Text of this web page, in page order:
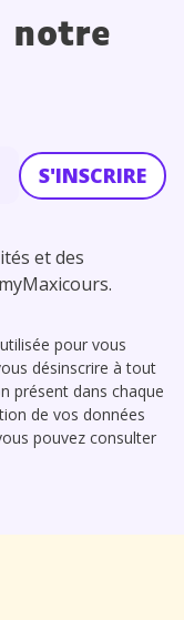
notre
S'INSCRIRE
et des
pour vous
désinscrire à tout
présent dans chaque
de vos données
pouvez consulter